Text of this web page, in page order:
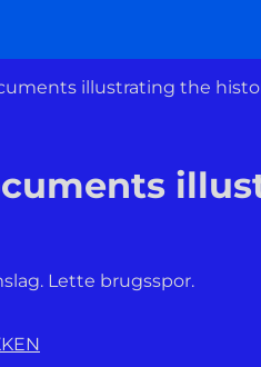
illustrating the
Lette brugsspor.